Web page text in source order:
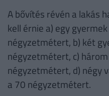
A bővítés révén a lakás
kell érnie a) egy
négyzetmétert, b) két
négyzetmétert, c)
négyzetmétert, d) négy
a 70 négyzetmétert.